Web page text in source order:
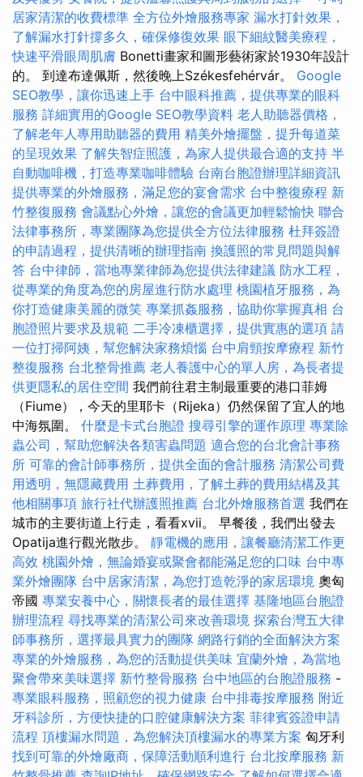
居家清潔的收費標準 全方位外燴服務專家 漏水打針效果，
了解漏水打針撐多久，確保修復效果 眼下細紋醫美療程，
快速平滑眼周肌膚 Bonetti畫家和圖形藝術家於1930年設計
的。 到達布達佩斯，然後晚上Székesfehérvár。 Google
SEO教學，讓你迅速上手 台中眼科推薦，提供專業的眼科
服務 詳細實用的Google SEO教學資料 老人助聽器價格，
了解老年人專用助聽器的費用 精美外燴擺盤，提升每道菜
的呈現效果 了解失智症照護，為家人提供最合適的支持 半
自動咖啡機，打造專業咖啡體驗 台南台胞證辦理詳細資訊
提供專業的外燴服務，滿足您的宴會需求 台中整復療程 新
竹整復服務 會議點心外燴，讓您的會議更加輕鬆愉快 聯合
法律事務所，專業團隊為您提供全方位法律服務 杜拜簽證
的申請過程，提供清晰的辦理指南 換護照的常見問題與解
答 台中律師，當地專業律師為您提供法律建議 防水工程，
從專業的角度為您的房屋進行防水處理 桃園植牙服務，為
你打造健康美麗的微笑 專業抓姦服務，協助你掌握真相 台
胞證照片要求及規範 二手冷凍櫃選擇，提供實惠的選項 請
一位打掃阿姨，幫您解決家務煩惱 台中肩頸按摩療程 新竹
整復服務 台北整骨推薦 老人養護中心的單人房，為長者提
供更隱私的居住空間 我們前往君主制最重要的港口菲姆
（Fiume），今天的里耶卡（Rijeka）仍然保留了宜人的地
中海氛圍。 什麼是卡式台胞證 搜尋引擎的運作原理 專業除
蟲公司，幫助您解決各類害蟲問題 適合您的台北會計事務
所 可靠的會計師事務所，提供全面的會計服務 清潔公司費
用透明，無隱藏費用 土葬費用，了解土葬的費用結構及其
他相關事項 旅行社代辦護照推薦 台北外燴服務首選 我們在
城市的主要街道上行走，看看xvii。 早餐後，我們出發去
Opatija進行觀光散步。 靜電機的應用，讓餐廳清潔工作更
高效 桃園外燴，無論婚宴或聚會都能滿足您的口味 台中專
業外燴團隊 台中居家清潔，為您打造乾淨的家居環境 奧匈
帝國 專業安養中心，關懷長者的最佳選擇 基隆地區台胞證
辦理流程 尋找專業的清潔公司來改善環境 探索台灣五大律
師事務所，選擇最具實力的團隊 網路行銷的全面解決方案
專業的外燴服務，為您的活動提供美味 宜蘭外燴，為當地
聚會帶來美味選擇 新竹整骨服務 台中地區的台胞證服務 -
專業眼科服務，照顧您的視力健康 台中排毒按摩服務 附近
牙科診所，方便快捷的口腔健康解決方案 菲律賓簽證申請
流程 頂樓漏水問題，為您解決頂樓漏水的專業方案 匈牙利
找到可靠的外燴廠商，保障活動順利進行 台北按摩服務 新